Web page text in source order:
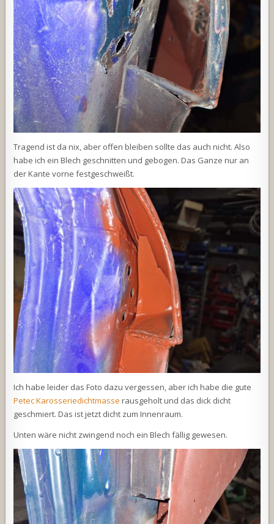
Tragend ist da nix, aber offen bleiben sollte das auch nicht. Also
habe ich ein Blech geschnitten und gebogen. Das Ganze nur an
der Kante vorne festgeschweißt.
Ich habe leider das Foto dazu vergessen, aber ich habe die gute
Petec Karosseriedichtmasse rausgeholt und das dick dicht
geschmiert. Das ist jetzt dicht zum Innenraum.
Unten wäre nicht zwingend noch ein Blech fällig gewesen.